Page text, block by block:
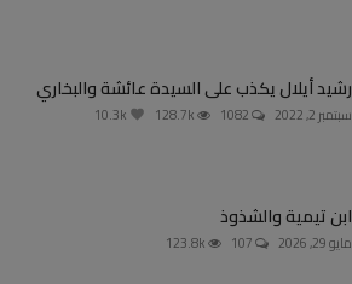
رشيد أيلال يكذب على السيدة عائشة والبخاري
سبتمبر 2, 2022
ابن تيمية والشذوذ
مايو 29, 2026